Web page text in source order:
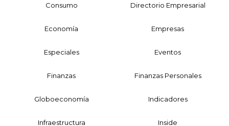
Consumo Directorio Empresarial
Economía Empresas
Especiales Eventos
Finanzas Finanzas Personales
Globoeconomía Indicadores
Infraestructura Inside